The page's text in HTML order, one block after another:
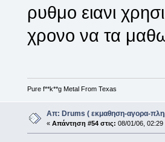
ρυθμο ειανι
χρονο να τα
Pure f**k**g Metal From Texas
Απ: Drums ( εκμαθηση-αγορα-
« Απάντηση #54 στις: 08/01/06, 02:29